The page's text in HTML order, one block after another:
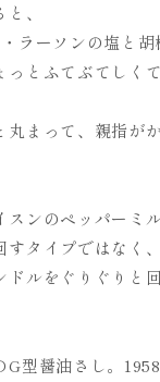
、
ラーソンの塩と胡
っとふてぶてしく
丸まって、親指が
ンのペッパーミル
すタイプではなく
ドルをぐりぐりと
G型醤油さし。